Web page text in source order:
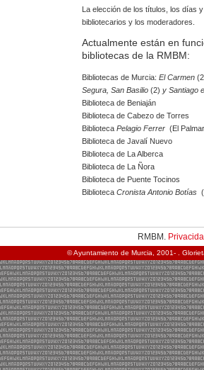
La elección de los títulos, los días
bibliotecarios y los moderadores.
Actualmente están en
bibliotecas de la RMBM:
Bibliotecas de Murcia: El Carmen
Segura, San Basilio (2) y Santiago
Biblioteca de Beniaján
Biblioteca de Cabezo de Torres
Biblioteca Pelagio Ferrer (El
Biblioteca de Javalí Nuevo
Biblioteca de La Alberca
Biblioteca de La Ñora
Biblioteca de Puente Tocinos
Biblioteca Cronista Antonio Botías
RMBM.
© Ayuntamiento de Murcia, 2001- .